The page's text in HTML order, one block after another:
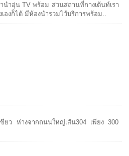
ำอุ่น TV พร้อม ส่วนสถานที่กางเต้นท์เรา
งก็ได้ มีห้องนำรวมไว้บริการพร้อม..
ยว ห่างจากถนนใหญ่เส้น304 เพียง 300